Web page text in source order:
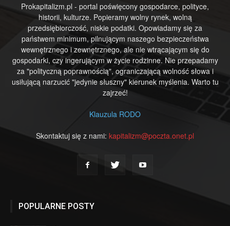
Prokapitalizm.pl - portal poświęcony gospodarce, polityce,
historii, kulturze. Popieramy wolny rynek, wolną
przedsiębiorczość, niskie podatki. Opowiadamy się za
państwem minimum, pilnującym naszego bezpieczeństwa
wewnętrznego i zewnętrznego, ale nie wtrącającym się do
gospodarki, czy ingerującym w życie rodzinne. Nie przepadamy
za "polityczną poprawnością", ograniczającą wolność słowa i
usiłującą narzucić "jedynie słuszny" kierunek myślenia. Warto tu
zajrzeć!
Klauzula RODO
Skontaktuj się z nami: kapitalizm@poczta.onet.pl
POPULARNE POSTY